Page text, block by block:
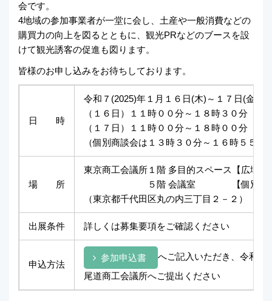
会です。
4地域の参加事業者が一堂に会し、土産や一般消費などの
購買力の向上を図るとともに、観光PRなどのブースを設
けて観光誘客の促進も図ります。
皆様のお申し込みをお待ちしております。
日 時
令和７(2025)年１月１６日(木)～１７日(金)
（１６日）１１時００分～１８時３０分
（１７日）１１時００分～１８時００分
（個別商談会は１３時３０分～１６時５５分
場 所
東京商工会議所１階 多目的スペース【広域物
５階 会議室 【個別商談
（東京都千代田区丸の内三丁目２－２）
出展条件 詳しくは募集要項をご確認ください
申込方法
参加申込書
へご記入いただき、令和６
尾道商工会議所へご提出ください